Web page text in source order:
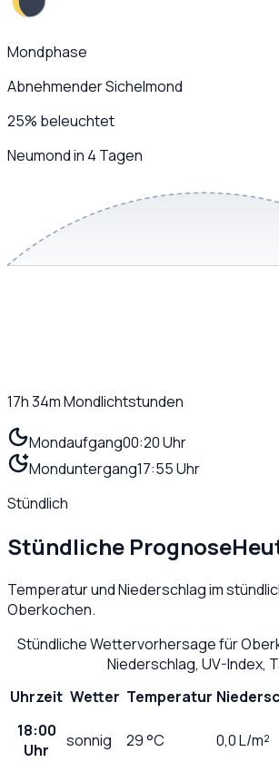
Mondphase
Abnehmender Sichelmond
25% beleuchtet
Neumond in 4 Tagen
17h 34mMondlichtstunden
Mondaufgang00:20 Uhr
Monduntergang17:55 Uhr
Stündlich
Stündliche Prognose
Temperatur und Niederschlag im
Oberkochen.
Stündliche Wettervorhersage für
Niederschlag, UV-Index,
Uhrzeit Wetter Temperatur
18:00
Uhr
sonnig 29°C 0,0L/m²